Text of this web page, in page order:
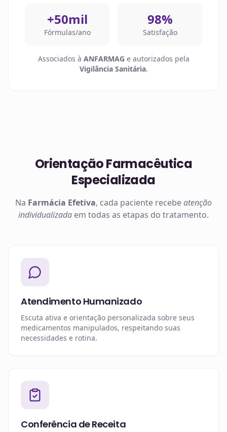
+50mil
Fórmulas/ano
98%
Satisfação
Associados à ANFARMAG e autorizados pela
Vigilância Sanitária.
Orientação Farmacêutica
Especializada
Na Farmácia Efetiva, cada paciente recebeatenção
individualizada em todas as etapas do tratamento.
Atendimento Humanizado
Escuta ativa e orientação personalizada sobre seus
medicamentos manipulados, respeitando suas
necessidades e rotina.
Conferência de Receita